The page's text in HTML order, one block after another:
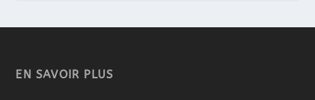
EN SAVOIR PLUS